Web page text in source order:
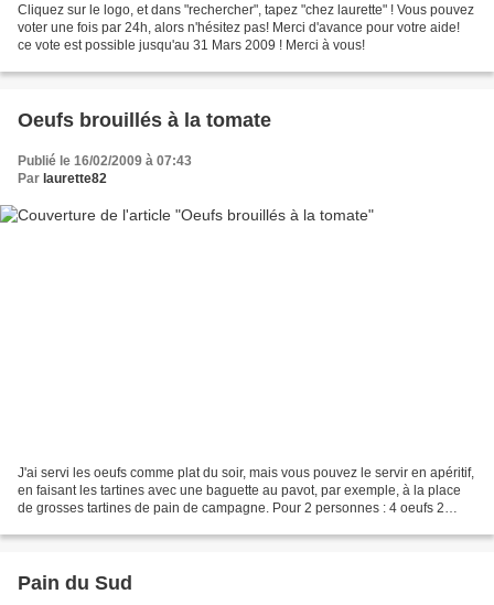
Cliquez sur le logo, et dans "rechercher", tapez "chez laurette" ! Vous pouvez
voter une fois par 24h, alors n'hésitez pas! Merci d'avance pour votre aide!
ce vote est possible jusqu'au 31 Mars 2009 ! Merci à vous!
Oeufs brouillés à la tomate
Publié le 16/02/2009 à 07:43
Par laurette82
J'ai servi les oeufs comme plat du soir, mais vous pouvez le servir en apéritif,
en faisant les tartines avec une baguette au pavot, par exemple, à la place
de grosses tartines de pain de campagne. Pour 2 personnes : 4 oeufs 2
Pain du Sud